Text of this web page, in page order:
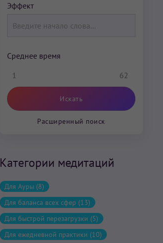
Эффект
Среднее время
1
62
Расширенный поиск
Категории медитаций
Для Ауры (8)
Для баланса всех сфер (13)
Для быстрой перезагрузки (5)
Для ежедневной практики (10)